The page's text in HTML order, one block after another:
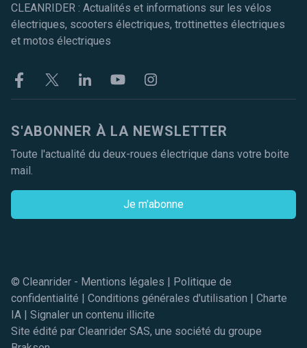
CLEANRIDER : Actualités et informations sur les vélos
électriques, scooters électriques, trottinettes électriques
et motos électriques
FacebookTwitter LinkekinYoutubeInstagram
S'ABONNER À LA NEWSLETTER
Toute l'actualité du deux-roues électrique dans votre boite
mail.
Je m'abonne
© Cleanrider - Mentions légales | Politique de
confidentialité | Conditions générales d'utilisation | Charte
IA | Signaler un contenu illicite
Site édité par Cleanrider SAS, une société du groupe